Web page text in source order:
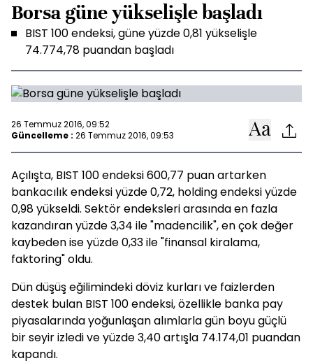
Borsa güne yükselişle başladı
BIST 100 endeksi, güne yüzde 0,81 yükselişle
74.774,78 puandan başladı
26 Temmuz 2016, 09:52
Güncelleme : 26 Temmuz 2016, 09:53
Açılışta, BIST 100 endeksi 600,77 puan artarken
bankacılık endeksi yüzde 0,72, holding endeksi yüzde
0,98 yükseldi. Sektör endeksleri arasında en fazla
kazandıran yüzde 3,34 ile "madencilik", en çok değer
kaybeden ise yüzde 0,33 ile "finansal kiralama,
faktoring" oldu.
Dün düşüş eğilimindeki döviz kurları ve faizlerden
destek bulan BIST 100 endeksi, özellikle banka pay
piyasalarında yoğunlaşan alımlarla gün boyu güçlü
bir seyir izledi ve yüzde 3,40 artışla 74.174,01 puandan
kapandı.